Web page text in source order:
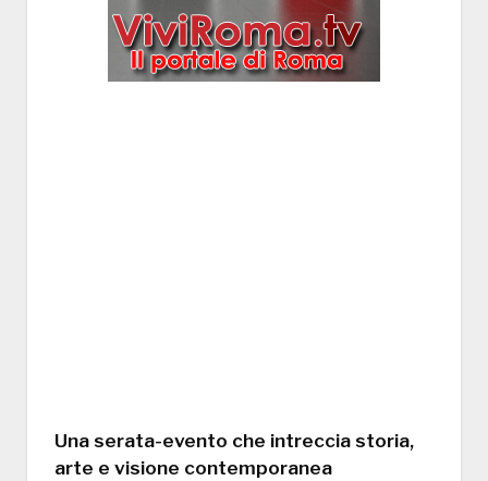
Una serata-evento che intreccia storia,
arte e visione contemporanea